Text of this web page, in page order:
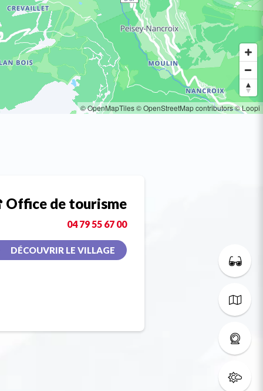
© OpenMapTiles© OpenStreetMap contributors© Loopi
de tourisme
04 79 55 67 00
DÉCOUVRIR LE VILLAGE